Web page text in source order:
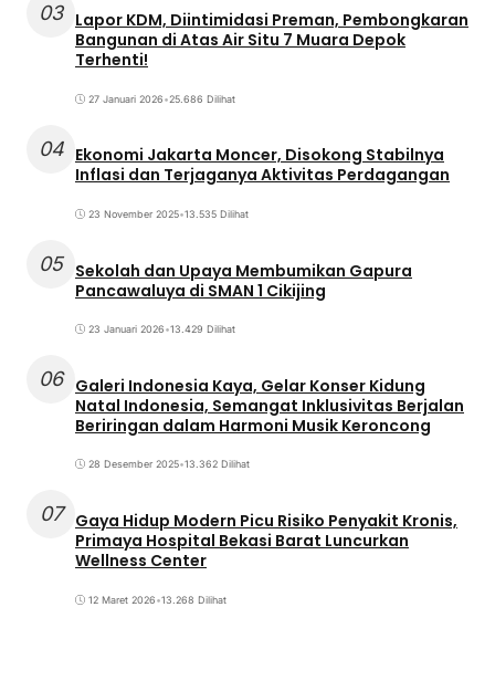
03 Lapor KDM, Diintimidasi Preman, Pembongkaran
Bangunan di Atas Air Situ 7 Muara Depok
Terhenti!
27 Januari 2026•25.686 Dilihat
04 Ekonomi Jakarta Moncer, Disokong Stabilnya
Inflasi dan Terjaganya Aktivitas Perdagangan
23 November 2025•13.535 Dilihat
05 Sekolah dan Upaya Membumikan Gapura
Pancawaluya di SMAN 1 Cikijing
23 Januari 2026•13.429 Dilihat
06 Galeri Indonesia Kaya, Gelar Konser Kidung
Natal Indonesia, Semangat Inklusivitas Berjalan
Beriringan dalam Harmoni Musik Keroncong
28 Desember 2025•13.362 Dilihat
07
Gaya Hidup Modern Picu Risiko Penyakit Kronis,
Primaya Hospital Bekasi Barat Luncurkan
Wellness Center
12 Maret 2026•13.268 Dilihat